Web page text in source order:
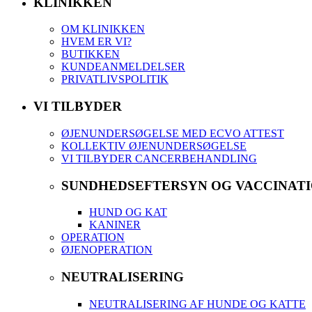
OM KLINIKKEN
HVEM ER VI?
BUTIKKEN
KUNDEANMELDELSER
PRIVATLIVSPOLITIK
VI TILBYDER
ØJENUNDERSØGELSE MED ECVO ATTEST
KOLLEKTIV ØJENUNDERSØGELSE
VI TILBYDER CANCERBEHANDLING
SUNDHEDSEFTERSYN OG
HUND OG KAT
KANINER
OPERATION
ØJENOPERATION
NEUTRALISERING
NEUTRALISERING AF HUNDE OG KATTE